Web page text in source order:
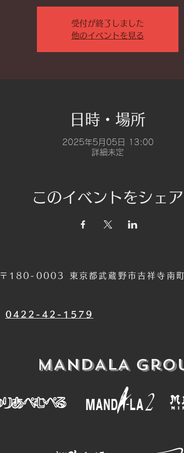
受付が終了しました
他のイベントを見る
日時・場所
2025年5月05日 13:00
詳細未定
このイベントをシェア
〒180-0003 東京都武蔵野市吉祥寺南
​0422-42-1579
​MANDALA